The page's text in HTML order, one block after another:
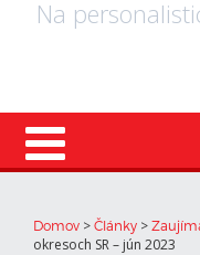
Na
Domov > Články >
okresoch SR – jún 2023